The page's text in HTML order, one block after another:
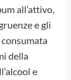
all’attivo,
e gli
della
e